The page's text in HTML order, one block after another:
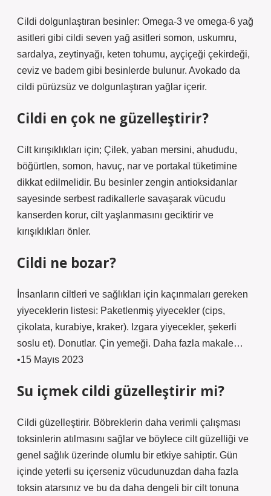
Cildi dolgunlaştıran besinler: Omega-3 ve omega-6 yağ
asitleri gibi cildi seven yağ asitleri somon, uskumru,
sardalya, zeytinyağı, keten tohumu, ayçiçeği çekirdeği,
ceviz ve badem gibi besinlerde bulunur. Avokado da
cildi pürüzsüz ve dolgunlaştıran yağlar içerir.
Cildi en çok ne güzelleştirir?
Cilt kırışıklıkları için; Çilek, yaban mersini, ahududu,
böğürtlen, somon, havuç, nar ve portakal tüketimine
dikkat edilmelidir. Bu besinler zengin antioksidanlar
sayesinde serbest radikallerle savaşarak vücudu
kanserden korur, cilt yaşlanmasını geciktirir ve
kırışıklıkları önler.
Cildi ne bozar?
İnsanların ciltleri ve sağlıkları için kaçınmaları gereken
yiyeceklerin listesi: Paketlenmiş yiyecekler (cips,
çikolata, kurabiye, kraker). Izgara yiyecekler, şekerli
soslu et). Donutlar. Çin yemeği. Daha fazla makale…
•15 Mayıs 2023
Su içmek cildi güzelleştirir mi?
Cildi güzelleştirir. Böbreklerin daha verimli çalışması
toksinlerin atılmasını sağlar ve böylece cilt güzelliği ve
genel sağlık üzerinde olumlu bir etkiye sahiptir. Gün
içinde yeterli su içerseniz vücudunuzdan daha fazla
toksin atarsınız ve bu da daha dengeli bir cilt tonuna